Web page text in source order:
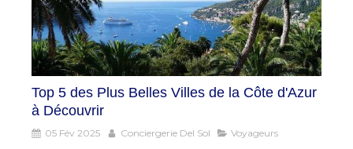
Top 5 des Plus Belles Villes de la Côte d'Azur
à Découvrir
05 Fév 2025 Conciergerie Del Sol Voyageurs